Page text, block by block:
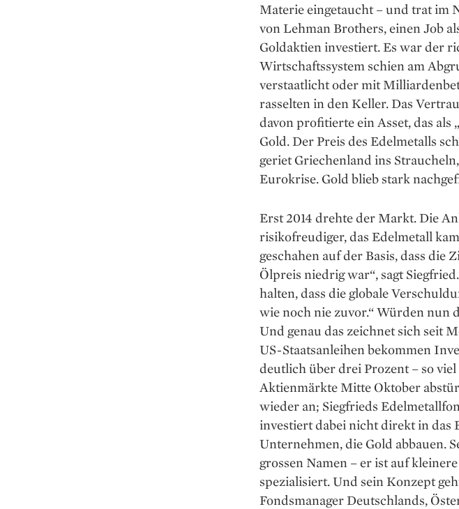
Materie eingetaucht – und trat im
von Lehman Brothers, einen Job
Goldaktien investiert. Es war der
Wirtschaftssystem schien am
verstaatlicht oder mit
rasselten in den Keller. Das
davon profitierte ein Asset, das
Gold. Der Preis des Edelmetalls
geriet Griechenland ins
Eurokrise. Gold blieb stark
Erst 2014 drehte der Markt. Die
risikofreudiger, das Edelmetall
geschahen auf der Basis, dass
Ölpreis niedrig war“, sagt
halten, dass die globale
wie noch nie zuvor.“ Würden nun
Und genau das zeichnet sich seit
US-Staatsanleihen bekommen
deutlich über drei Prozent – so
Aktienmärkte Mitte Oktober
wieder an; Siegfrieds
investiert dabei nicht direkt in das
Unternehmen, die Gold abbauen.
grossen Namen – er ist auf
spezialisiert. Und sein Konzept
Fondsmanager Deutschlands,